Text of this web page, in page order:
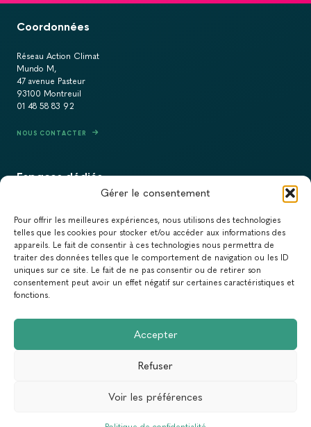
Gérer le consentement
Pour offrir les meilleures expériences, nous utilisons des technologies
telles que les cookies pour stocker et/ou accéder aux informations des
appareils. Le fait de consentir à ces technologies nous permettra de
traiter des données telles que le comportement de navigation ou les ID
uniques sur ce site. Le fait de ne pas consentir ou de retirer son
consentement peut avoir un effet négatif sur certaines caractéristiques et
fonctions.
Accepter
Refuser
Voir les préférences
Coordonnées
Réseau Action Climat
Mundo M,
47 avenue Pasteur
93100 Montreuil
01 48 58 83 92
NOUS CONTACTER
Espaces dédiés
RECRUTEMENT
ACTUALITÉS
NEWSLETTER
Newsletter
Abonnez-vous à la newsletter du Réseau Action Climat.
POLITIQUE DE CONFIDENTIALITÉ